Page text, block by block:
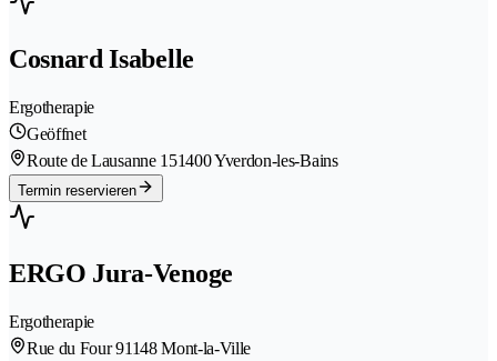
Cosnard Isabelle
Ergotherapie
Geöffnet
Route de Lausanne 151400 Yverdon-les-Bains
Termin reservieren
ERGO Jura-Venoge
Ergotherapie
Rue du Four 91148 Mont-la-Ville